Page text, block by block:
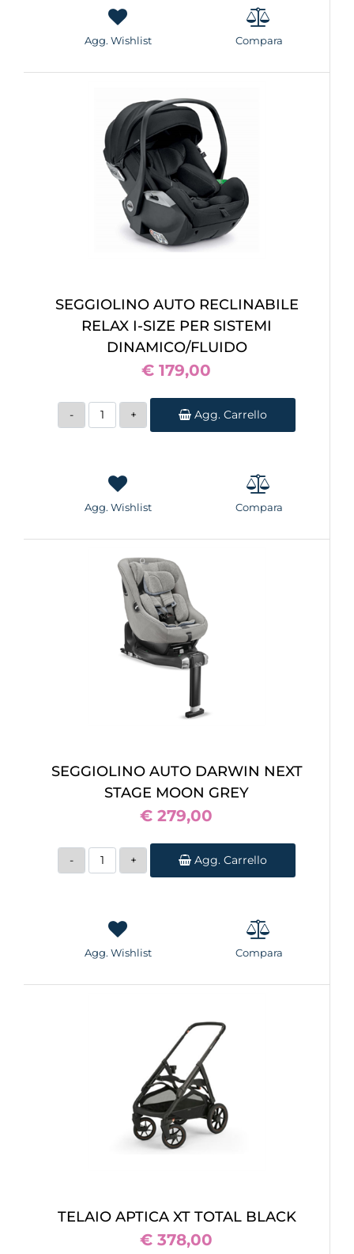
Agg. Wishlist Compara
SEGGIOLINO AUTO RECLINABILE
RELAX I-SIZE PER SISTEMI
DINAMICO/FLUIDO
€ 179,00
Quantità
Agg. Carrello
Agg. Wishlist Compara
SEGGIOLINO AUTO DARWIN NEXT
STAGE MOON GREY
€ 279,00
Quantità
Agg. Carrello
Agg. Wishlist Compara
TELAIO APTICA XT TOTAL BLACK
€ 378,00